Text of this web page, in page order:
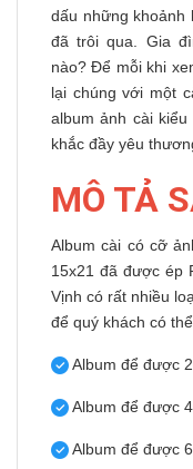
dấu những khoảnh
đã trôi qua. Gia
nào? Để mỗi khi
lại chúng với một
album ảnh cài
khắc đầy yêu
MÔ TẢ
Album cài có cỡ
15x21 đã được ép
Vịnh có rất nhiều
để quý khách có
Album để được
Album để được
Album để được